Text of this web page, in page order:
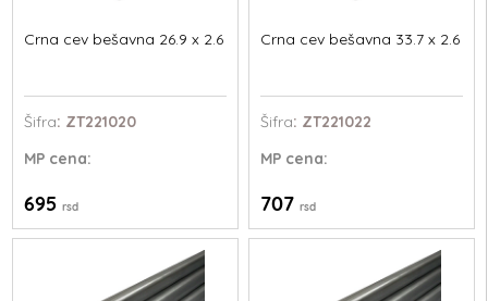
Crna cev bešavna 26.9 x 2.6
Šifra: ZT221020
MP cena:
695rsd
Crna cev bešavna 33.7 x 2.6
Šifra: ZT221022
MPcena:
707 rsd